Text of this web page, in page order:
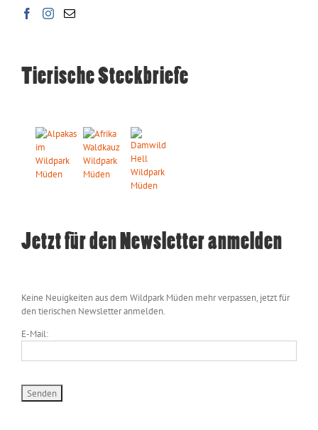
Tierische Steckbriefe
Jetzt für den Newsletter anmelden
Keine Neuigkeiten aus dem Wildpark Müden mehr verpassen, jetzt für
den tierischen Newsletter anmelden.
E-Mail: